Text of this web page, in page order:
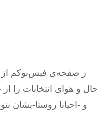
ر صفحه‌ی فیس‌بوکم
حال و هوای انتخابات را
و -احیانا روستا-یشان